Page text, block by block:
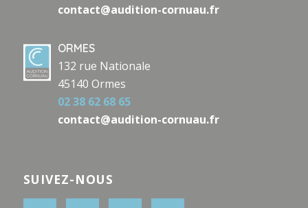
contact@audition-cornuau.fr
ORMES
132 rue Nationale
45140 Ormes
02 38 62 68 65
contact@audition-cornuau.fr
SUIVEZ-NOUS